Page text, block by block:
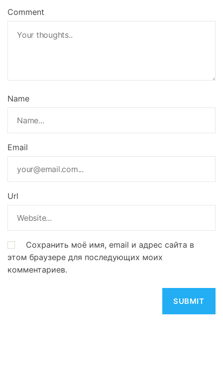
Comment
Name
Email
Url
Сохранить моё имя, email и адрес сайта в
этом браузере для последующих моих
комментариев.